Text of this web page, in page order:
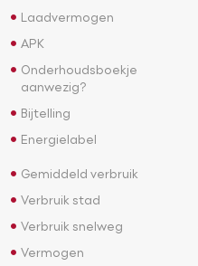
Laadvermogen
APK
Onderhoudsboekje
aanwezig?
Bijtelling
Energielabel
Gemiddeld verbruik
Verbruik stad
Verbruik snelweg
Vermogen